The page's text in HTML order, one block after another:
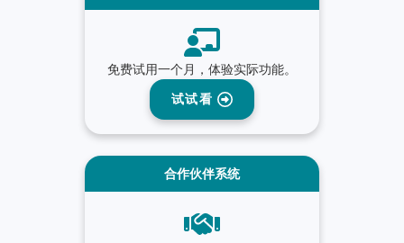
免费试用一个月，体验实际功能。
试试看
合作伙伴系统